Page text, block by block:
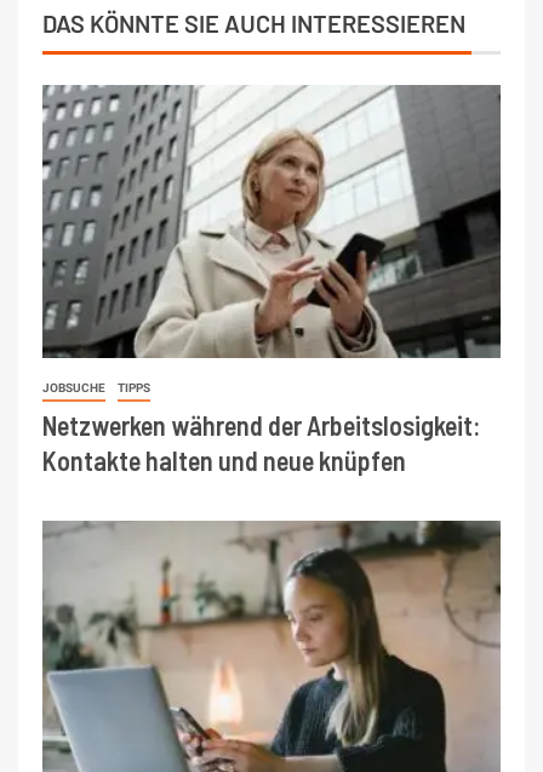
DAS KÖNNTE SIE AUCH INTERESSIEREN
JOBSUCHE TIPPS
Netzwerken während der Arbeitslosigkeit:
Kontakte halten und neue knüpfen